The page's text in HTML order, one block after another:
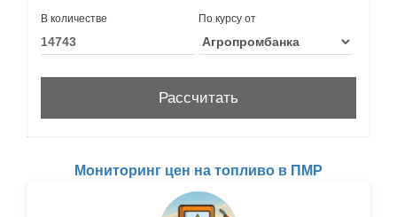
В количестве По курсу от
Мониторинг цен на топливо в ПМР